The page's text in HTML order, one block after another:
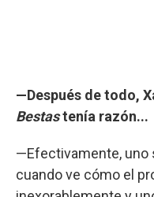
—Después de todo,
Bestastenía razón...
—Efectivamente, uno
cuando ve cómo el